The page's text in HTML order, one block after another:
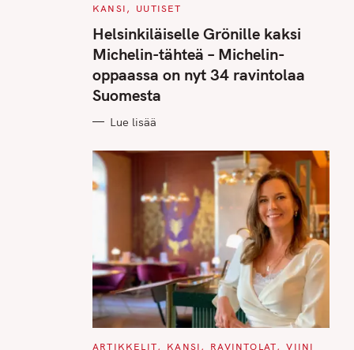
C
T
E
G
O
I
E
S
KANSI UUTISET
Helsinkiläiselle Grönille kaksi
Michelin-tähteä – Michelin-
oppaassa on nyt 34 ravintolaa
Suomesta
Lue lisää
C
ARTIKKELIT KANSI RAVINTOLAT VIINI